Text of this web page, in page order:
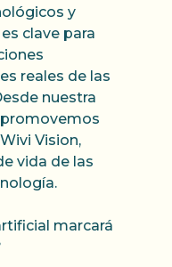
y
clave para
reales de las
nuestra
Vision,
vida de las
marcará